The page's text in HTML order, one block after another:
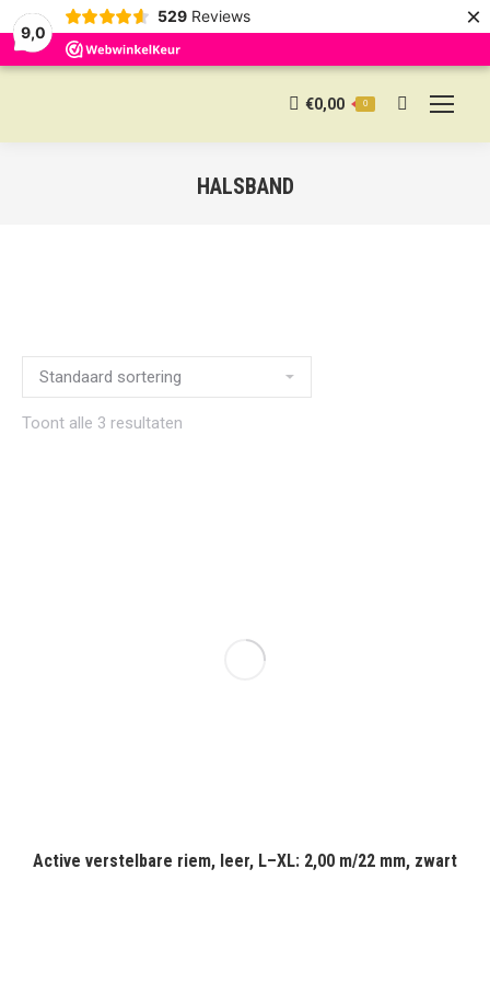
9,0
529 Reviews ×
€0,00 0 Search:
HALSBAND
Toont alle 3 resultaten
Active verstelbare riem, leer, L–XL: 2,00 m/22 mm, zwart